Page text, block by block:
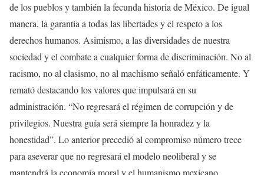
de los pueblos y también la fecunda historia de México. De igual
manera, la garantía a todas las libertades y el respeto a los
derechos humanos. Asimismo, a las diversidades de nuestra
sociedad y el combate a cualquier forma de discriminación. No al
racismo, no al clasismo, no al machismo señaló enfáticamente. Y
remató destacando los valores que impulsará en su
administración. “No regresará el régimen de corrupción y de
privilegios. Nuestra guía será siempre la honradez y la
honestidad”. Lo anterior precedió al compromiso número trece
para aseverar que no regresará el modelo neoliberal y se
mantendrá la economía moral y el humanismo mexicano.